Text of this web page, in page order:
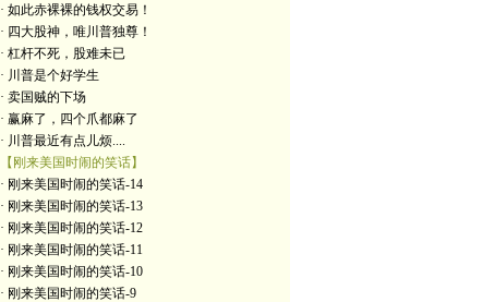
· 如此赤裸裸的钱权交易！
· 四大股神，唯川普独尊！
· 杠杆不死，股难未已
· 川普是个好学生
· 卖国贼的下场
· 赢麻了，四个爪都麻了
· 川普最近有点儿烦....
【刚来美国时闹的笑话】
· 刚来美国时闹的笑话-14
· 刚来美国时闹的笑话-13
· 刚来美国时闹的笑话-12
· 刚来美国时闹的笑话-11
· 刚来美国时闹的笑话-10
· 刚来美国时闹的笑话-9